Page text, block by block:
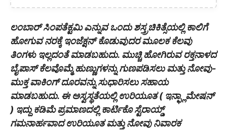
ಲಂಬಾರ್ ಸಿಂಪತೆಕ್ಟಮಿ ಎನ್ನುವ ಒಂದು ಶಸ್ತ್ರಚಿಕಿತ್ಸೆಯಲ್ಲಿ ಕಾಲಿಗೆ
ಹೋಗುವ ನರಕ್ಕೆ ಇಂಜೆಕ್ಷನ್ ಕೊಡುವುದರ ಮೂಲಕ ಕೆಲವು
ತಿಂಗಳು ಇಲ್ಲದಂತೆ ಮಾಡಬಹುದು. ಮುಚ್ಚಿ ಹೋಗಿರುವ ರಕ್ತನಾಳದ
ಬೈಪಾಸ್ ಕೆಲವೊಮ್ಮೆ ಹುಣ್ಣುಗಳನ್ನು ಗುಣಪಡಿಸಲು ಮತ್ತು ನೋವು-
ಮುಕ್ತ ವಾಕಿಂಗ್ ದೂರವನ್ನು ಸುಧಾರಿಸಲು ಸಹಾಯ
ಮಾಡಬಹುದು. ಈ ಅಸ್ವಸ್ಥತೆಯಲ್ಲಿ ಉರಿಯೂತ ( ಇನ್ಫ್ಲಾಮೇಷನ್
) ಇದ್ದು ಕಡಿಮೆ ಪ್ರಮಾಣದಲ್ಲಿ ಕಾರ್ಟಿಕೊ ಸ್ಟೆರಾಯ್ಡ್‌
ಗಮನಾರ್ಹವಾದ ಉರಿಯೂತ ಮತ್ತು ನೋವು ನಿವಾರಕ